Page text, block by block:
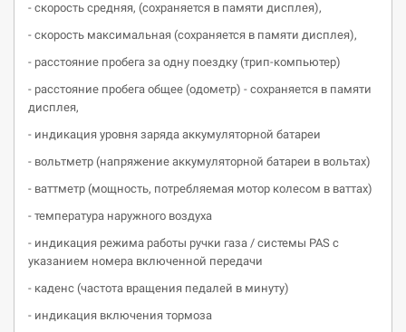
- скорость средняя, (сохраняется в памяти дисплея),
- скорость максимальная (сохраняется в памяти дисплея),
- расстояние пробега за одну поездку (трип-компьютер)
- расстояние пробега общее (одометр) - сохраняется в памяти
дисплея,
- индикация уровня заряда аккумуляторной батареи
- вольтметр (напряжение аккумуляторной батареи в вольтах)
- ваттметр (мощность, потребляемая мотор колесом в ваттах)
- температура наружного воздуха
- индикация режима работы ручки газа / системы PAS с
указанием номера включенной передачи
- каденс (частота вращения педалей в минуту)
- индикация включения тормоза